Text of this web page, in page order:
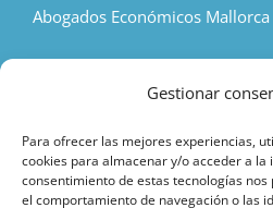
Gestionar
Para ofrecer las mejores experiencias,
cookies para almacenar y/o acceder a la
consentimiento de estas tecnologías
el comportamiento de navegación o las
Abogados Económicos Mallorca